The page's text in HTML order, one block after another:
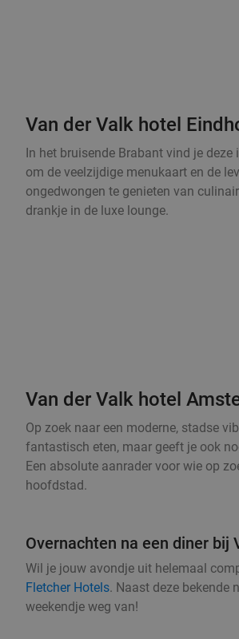
Van der Valk hotel
In het bruisende Brabant vind je
om de veelzijdige menukaart en de
ongedwongen te genieten van
drankje in de luxe lounge.
Van der Valk hotel
Op zoek naar een moderne, stadse
fantastisch eten, maar geeft je ook
Een absolute aanrader voor wie op
hoofdstad.
Overnachten na een diner bij
Wil je jouw avondje uit helemaal
Fletcher Hotels. Naast deze bekende
weekendje weg van!